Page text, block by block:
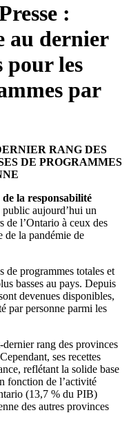
:
au dernier
pour les
par
RANG DES
DE PROGRAMMES
la responsabilité
public aujourd’hui un
de l’Ontario à ceux des
de la pandémie de
de programmes totales et
basses au pays. Depuis
devenues disponibles,
par personne parmi les
dernier rang des provinces
ses recettes
reflétant la solide base
fonction de l’activité
(13,7 % du PIB)
des autres provinces